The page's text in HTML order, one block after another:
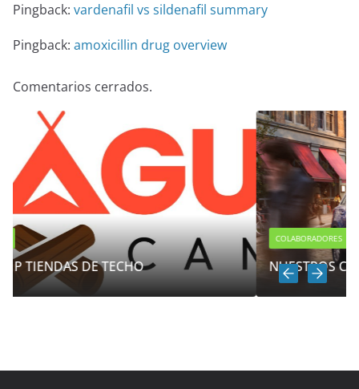
Pingback: vardenafil vs sildenafil summary
Pingback: amoxicillin drug overview
Comentarios cerrados.
COLABORADORES
NUESTROS COLABORADORES.